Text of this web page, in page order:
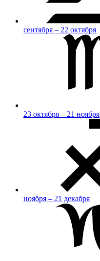
сентября – 22 октября
23 октября – 21 ноября
ноября – 21 декабря